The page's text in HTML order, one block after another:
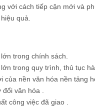
với cách tiếp cận mới và
quả.
trong chính sách.
trong quy trình, thủ tục
nền văn hóa nền tảng
văn hóa .
công việc đã giao .